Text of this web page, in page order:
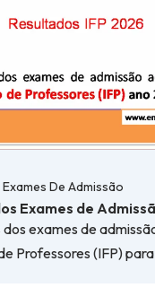
De Admissão
Exames de
exames de
Professores (IFP)